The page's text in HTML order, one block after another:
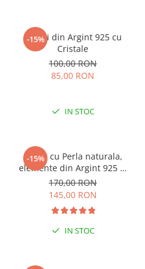
-15%
Cercei din Argint 925 cu
Cristale
100,00 RON
85,00 RON
IN STOC
-15%
Colier cu Perla naturala,
elemente din Argint 925 si
margele Miyuki, multicolor
170,00 RON
145,00 RON
IN STOC